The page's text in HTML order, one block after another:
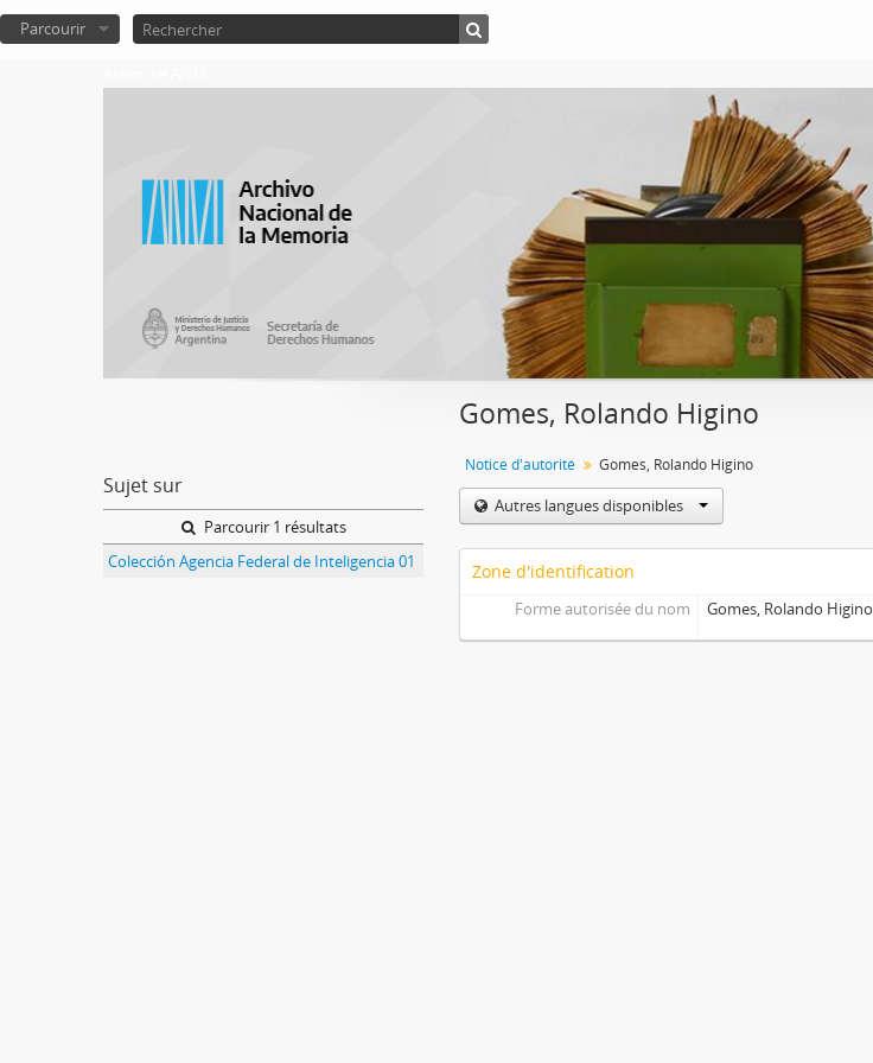
Parcourir
Sujet sur
Parcourir 1 résultats
Colección Agencia Federal de Inteligencia 01
Gomes, Rolando Higino
Notice d'autorité Gomes, Rolando Higino
Autres langues disponibles
Zone d'identification
Forme autorisée du nom Gomes, Rolando Higino